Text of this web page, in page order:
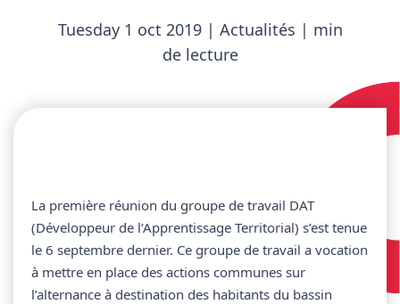
Tuesday 1 oct 2019 | Actualités | min
de lecture
La première réunion du groupe de travail DAT
(Développeur de l’Apprentissage Territorial) s’est tenue
le 6 septembre dernier. Ce groupe de travail a vocation
à mettre en place des actions communes sur
l’alternance à destination des habitants du bassin